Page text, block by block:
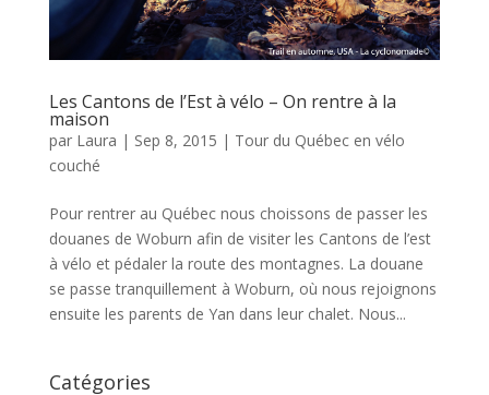
Les Cantons de l’Est à vélo – On rentre à la
maison
par Laura | Sep 8, 2015 | Tour du Québec en vélo
couché
Pour rentrer au Québec nous choissons de passer les
douanes de Woburn afin de visiter les Cantons de l’est
à vélo et pédaler la route des montagnes. La douane
se passe tranquillement à Woburn, où nous rejoignons
ensuite les parents de Yan dans leur chalet. Nous...
Catégories